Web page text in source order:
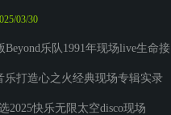
03/30
乐队1991年现场live生命接
乐打造心之火经典现场专辑实录
2025快乐无限太空disco现场